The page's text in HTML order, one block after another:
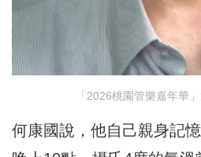
「2026桃園管樂嘉年華
何康國說，他自己親身記